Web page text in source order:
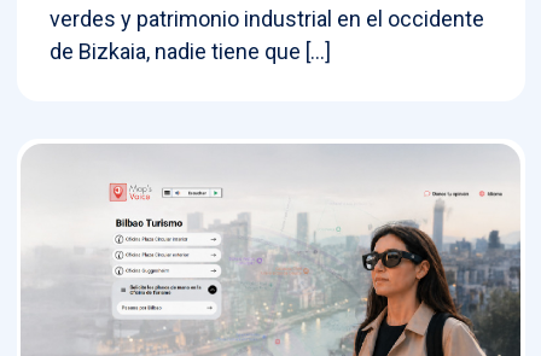
verdes y patrimonio industrial en el occidente
de Bizkaia, nadie tiene que […]